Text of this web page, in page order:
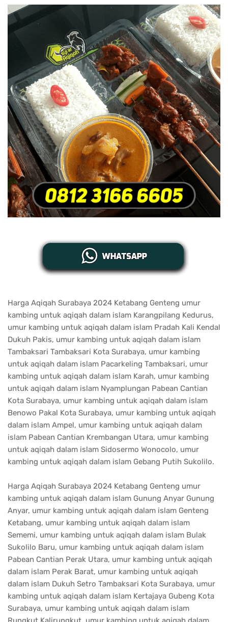
Harga Aqiqah Surabaya 2024 Ketabang Genteng umur
kambing untuk aqiqah dalam islam Karangpilang Kedurus,
umur kambing untuk aqiqah dalam islam Pradah Kali Kendal
Dukuh Pakis, umur kambing untuk aqiqah dalam islam
Tambaksari Tambaksari Kota Surabaya, umur kambing
untuk aqiqah dalam islam Pacarkeling Tambaksari, umur
kambing untuk aqiqah dalam islam Karah, umur kambing
untuk aqiqah dalam islam Nyamplungan Pabean Cantian
Kota Surabaya, umur kambing untuk aqiqah dalam islam
Benowo Pakal Kota Surabaya, umur kambing untuk aqiqah
dalam islam Ampel, umur kambing untuk aqiqah dalam
islam Pabean Cantian Krembangan Utara, umur kambing
untuk aqiqah dalam islam Sidosermo Wonocolo, umur
kambing untuk aqiqah dalam islam Gebang Putih Sukolilo.
Harga Aqiqah Surabaya 2024 Ketabang Genteng umur
kambing untuk aqiqah dalam islam Gunung Anyar Gunung
Anyar, umur kambing untuk aqiqah dalam islam Genteng
Ketabang, umur kambing untuk aqiqah dalam islam
Sememi, umur kambing untuk aqiqah dalam islam Bulak
Sukolilo Baru, umur kambing untuk aqiqah dalam islam
Pabean Cantian Perak Utara, umur kambing untuk aqiqah
dalam islam Perak Barat, umur kambing untuk aqiqah
dalam islam Dukuh Setro Tambaksari Kota Surabaya, umur
kambing untuk aqiqah dalam islam Kertajaya Gubeng Kota
Surabaya, umur kambing untuk aqiqah dalam islam